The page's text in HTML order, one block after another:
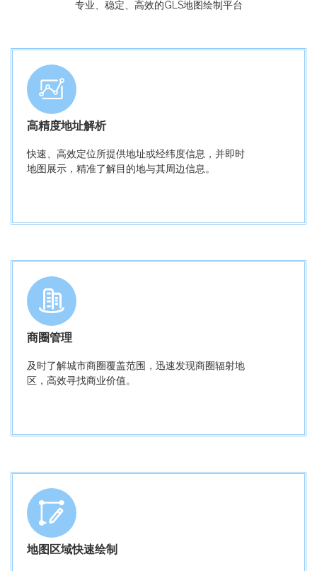
专业、稳定、高效的GLS地图绘制平台
高精度地址解析
快速、高效定位所提供地址或经纬度信息，并即时
地图展示，精准了解目的地与其周边信息。
商圈管理
及时了解城市商圈覆盖范围，迅速发现商圈辐射地
区，高效寻找商业价值。
地图区域快速绘制